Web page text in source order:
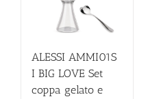
ALESSI AMMI01S
I BIG LOVE Set
coppa gelato e